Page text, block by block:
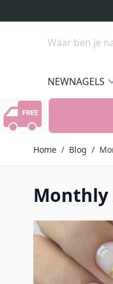
Search
NEWNAGELS
Home / Blog /
Monthly